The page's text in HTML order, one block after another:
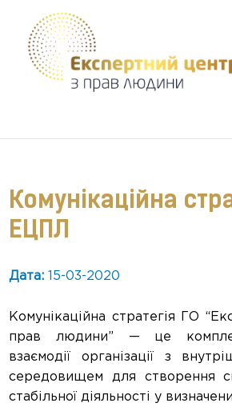
Комунікаційна
ЕЦПЛ
Дата: 15-03-2020
Комунікаційна стратегія ГО
прав людини” — це
взаємодії організації з
середовищем для створення
стабільної діяльності у